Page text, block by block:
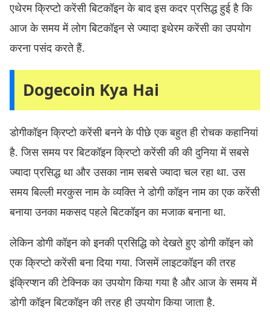
एथेरम क्रिप्टो करेंसी बिटकॉइन के बाद इस कदर प्रसिद्ध हुई है कि
आज के समय में लोग बिटकॉइन से ज्यादा इथेरम करेंसी का उपयोग
करना पसंद करते हैं.
Dogecoin Kya Hai
डोगीकॉइन क्रिप्टो करेंसी बनने के पीछे एक बहुत ही रोचक कहानियां
है. जिस समय पर बिटकॉइन क्रिप्टो करेंसी की की दुनिया में सबसे
ज्यादा प्रसिद्ध था और उसका नाम सबसे ज्यादा चल रहा था. उस
समय बिल्ली मरकुस नाम के व्यक्ति ने डोगी कॉइन नाम का एक करेंसी
बनाया उनका मकसद पहले बिटकॉइन का मजाक बनाना था.
लेकिन डोगी कॉइन को इनकी प्रसिद्धि को देखते हुए डोगी कॉइन को
एक क्रिप्टो करेंसी बना दिया गया. जिसमें लाइटकॉइन की तरह
इंक्रिप्शन की टेक्निक का उपयोग किया गया है और आज के समय में
डोगी कॉइन बिटकॉइन की तरह ही उपयोग किया जाता है.